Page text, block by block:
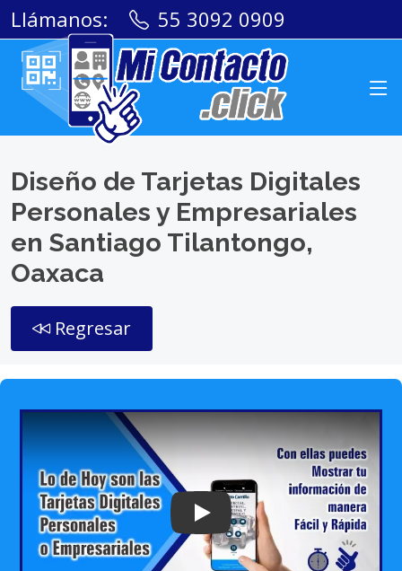
Llámanos: 55 3092 0909
Diseño de Tarjetas Digitales
Personales y Empresariales
en Santiago Tilantongo,
Oaxaca
Regresar
Play: Keynote (Google I/O '18)